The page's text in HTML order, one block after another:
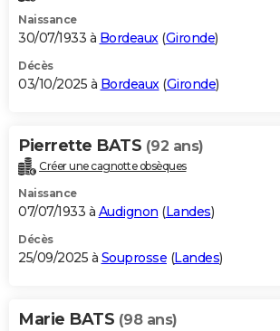
Naissance
30/07/1933 à Bordeaux (Gironde)
Décès
03/10/2025 à Bordeaux (Gironde)
Pierrette BATS (92 ans)
Créer une cagnotte obsèques
Naissance
07/07/1933 à Audignon (Landes)
Décès
25/09/2025 à Souprosse (Landes)
Marie BATS (98 ans)